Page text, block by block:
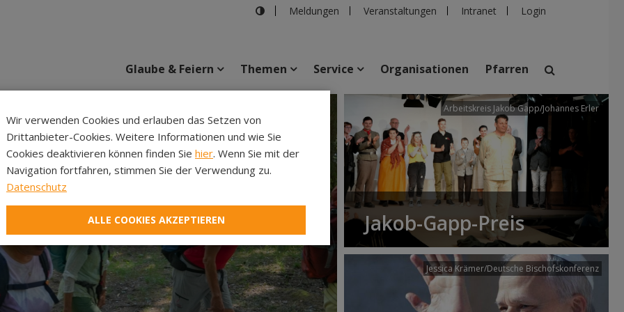
Meldungen Veranstaltungen Intranet Login
suchen
Veranstaltungen Personen Pfarren Einrichtungen
Glaube & Feiern Themen Service Organisationen Pfarren
Arbeitskreis Jakob Gapp/Johannes Erler
Jakob-Gapp-Preis
Jessica Krämer/Deutsche Bischofskonferenz
Wir verwenden Cookies und erlauben das Setzen von
Drittanbieter-Cookies. Weitere Informationen und wie Sie
Cookies deaktivieren können finden Sie hier. Wenn Sie mit der
Navigation fortfahren, stimmen Sie der Verwendung zu.
Datenschutz
ALLE COOKIES AKZEPTIEREN